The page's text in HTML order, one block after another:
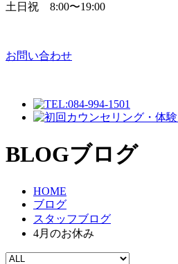
土日祝 8:00〜19:00
お問い合わせ
BLOGブログ
HOME
ブログ
スタッフブログ
4月のお休み